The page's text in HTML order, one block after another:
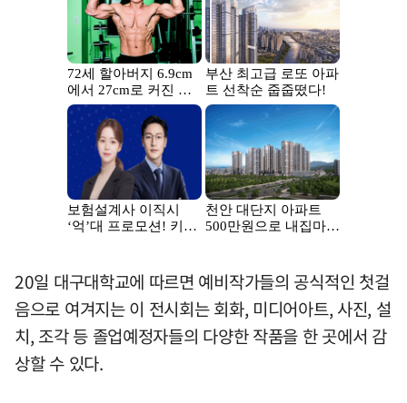
20일 대구대학교에 따르면 예비작가들의 공식적인 첫걸
음으로 여겨지는 이 전시회는 회화, 미디어아트, 사진, 설
치, 조각 등 졸업예정자들의 다양한 작품을 한 곳에서 감
상할 수 있다.